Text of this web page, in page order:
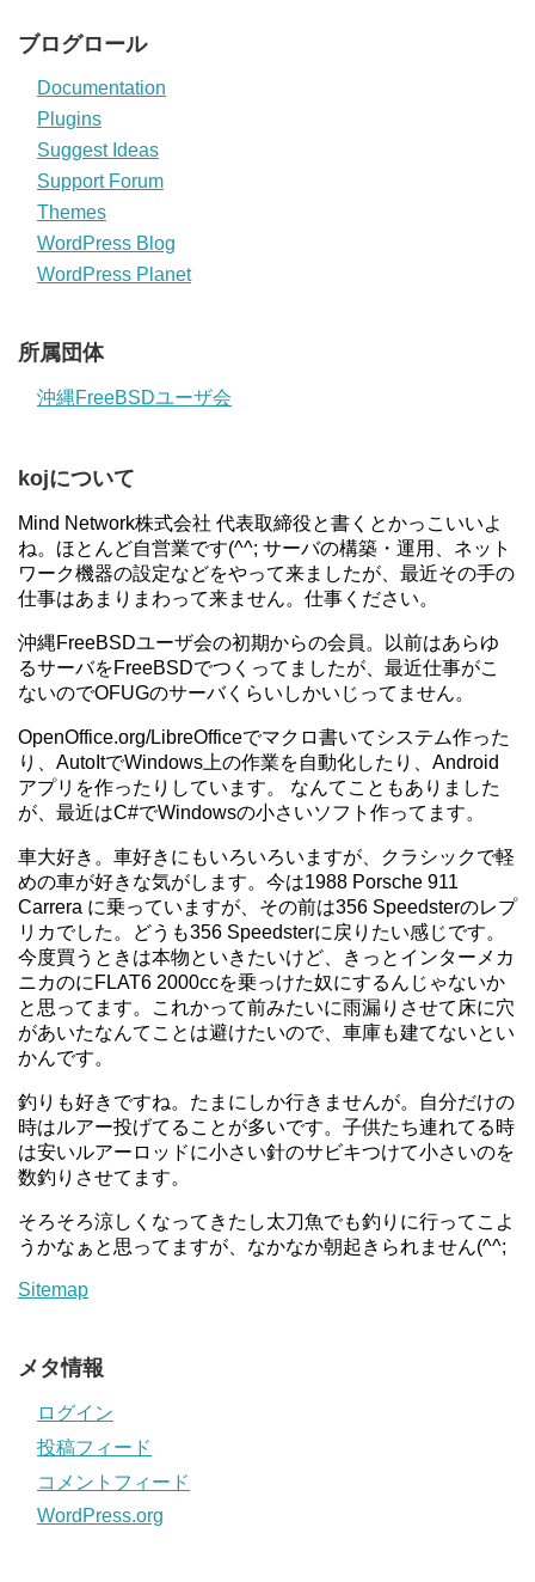
ブログロール
Documentation
Plugins
Suggest Ideas
Support Forum
Themes
WordPress Blog
WordPress Planet
所属団体
沖縄FreeBSDユーザ会
kojについて
Mind Network株式会社 代表取締役と書くとかっこいいよ
ね。ほとんど自営業です(^^; サーバの構築・運用、ネット
ワーク機器の設定などをやって来ましたが、最近その手の
仕事はあまりまわって来ません。仕事ください。
沖縄FreeBSDユーザ会の初期からの会員。以前はあらゆ
るサーバをFreeBSDでつくってましたが、最近仕事がこ
ないのでOFUGのサーバくらいしかいじってません。
OpenOffice.org/LibreOfficeでマクロ書いてシステム作った
り、AutoItでWindows上の作業を自動化したり、Android
アプリを作ったりしています。 なんてこともありました
が、最近はC#でWindowsの小さいソフト作ってます。
車大好き。車好きにもいろいろいますが、クラシックで軽
めの車が好きな気がします。今は1988 Porsche 911
Carrera に乗っていますが、その前は356 Speedsterのレプ
リカでした。どうも356 Speedsterに戻りたい感じです。
今度買うときは本物といきたいけど、きっとインターメカ
ニカのにFLAT6 2000ccを乗っけた奴にするんじゃないか
と思ってます。これかって前みたいに雨漏りさせて床に穴
があいたなんてことは避けたいので、車庫も建てないとい
かんです。
釣りも好きですね。たまにしか行きませんが。自分だけの
時はルアー投げてることが多いです。子供たち連れてる時
は安いルアーロッドに小さい針のサビキつけて小さいのを
数釣りさせてます。
そろそろ涼しくなってきたし太刀魚でも釣りに行ってこよ
うかなぁと思ってますが、なかなか朝起きられません(^^;
Sitemap
メタ情報
ログイン
投稿フィード
コメントフィード
WordPress.org